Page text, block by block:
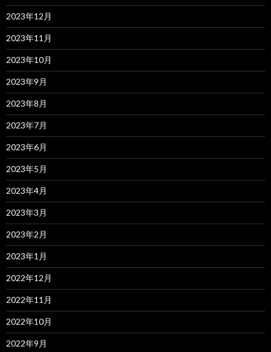
2023年12月
2023年11月
2023年10月
2023年9月
2023年8月
2023年7月
2023年6月
2023年5月
2023年4月
2023年3月
2023年2月
2023年1月
2022年12月
2022年11月
2022年10月
2022年9月